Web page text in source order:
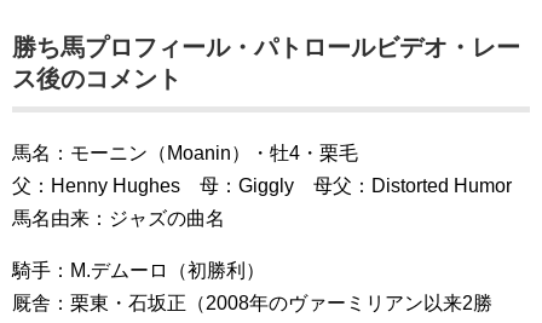
勝ち馬プロフィール・パトロールビデオ・レー
ス後のコメント
馬名：モーニン（Moanin）・牡4・栗毛
父：Henny Hughes 母：Giggly 母父：Distorted Humor
馬名由来：ジャズの曲名
騎手：M.デムーロ（初勝利）
厩舎：栗東・石坂正（2008年のヴァーミリアン以来2勝